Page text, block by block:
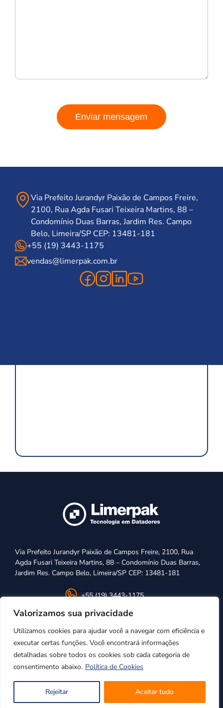
Valorizamos sua privacidade
Utilizamos cookies para ajudar você a navegar com eficiência e
executar certas funções. Você encontrará informações
detalhadas sobre todos os cookies sob cada categoria de
consentimento abaixo. Política de Cookies
Rejeitar Aceitar tudo
Enviar mensagem
Via Prefeito Jurandyr Paixão de Campos Freire,
2100, Rua Agda Fusari Teixeira Martins, 88 –
Condomínio Duas Barras, Jardim Res. Campo
Belo, Limeira/SP CEP: 13481-181
+55 (19) 3443-1175
vendas@limerpak.com.br
Via Prefeito Jurandyr Paixão de Campos Freire, 2100, Rua
Agda Fusari Teixeira Martins, 88 – Condomínio Duas Barras,
Jardim Res. Campo Belo, Limeira/SP CEP: 13481-181
+55 (19) 3443-1175
vendas@limerpak.com.br
Desenvolvido por